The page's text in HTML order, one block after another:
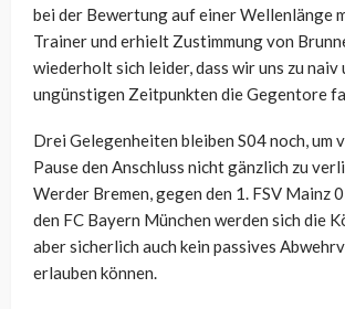
bei der Bewertung auf einer Wellenlänge
Trainer und erhielt Zustimmung von
wiederholt sich leider, dass wir uns zu naiv
ungünstigen Zeitpunkten die Gegentore
Drei Gelegenheiten bleiben S04 noch, um
Pause den Anschluss nicht gänzlich zu
Werder Bremen, gegen den 1. FSV Mainz
den FC Bayern München werden sich die
aber sicherlich auch kein passives
erlauben können.